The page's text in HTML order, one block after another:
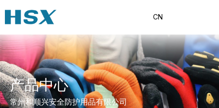
CN
产品中心
常州和顺兴安全防护用品有限公司